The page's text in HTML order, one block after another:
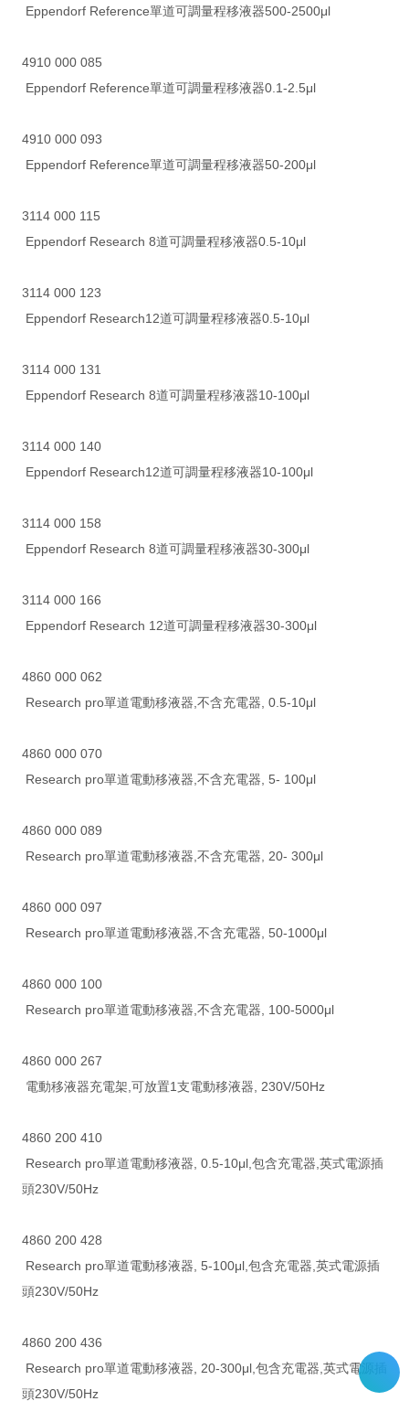
Eppendorf Reference單道可調量程移液器500-2500μl
4910 000 085
Eppendorf Reference單道可調量程移液器0.1-2.5μl
4910 000 093
Eppendorf Reference單道可調量程移液器50-200μl
3114 000 115
Eppendorf Research 8道可調量程移液器0.5-10μl
3114 000 123
Eppendorf Research12道可調量程移液器0.5-10μl
3114 000 131
Eppendorf Research 8道可調量程移液器10-100μl
3114 000 140
Eppendorf Research12道可調量程移液器10-100μl
3114 000 158
Eppendorf Research 8道可調量程移液器30-300μl
3114 000 166
Eppendorf Research 12道可調量程移液器30-300μl
4860 000 062
Research pro單道電動移液器,不含充電器, 0.5-10μl
4860 000 070
Research pro單道電動移液器,不含充電器, 5- 100μl
4860 000 089
Research pro單道電動移液器,不含充電器, 20- 300μl
4860 000 097
Research pro單道電動移液器,不含充電器, 50-1000μl
4860 000 100
Research pro單道電動移液器,不含充電器, 100-5000μl
4860 000 267
電動移液器充電架,可放置1支電動移液器, 230V/50Hz
4860 200 410
Research pro單道電動移液器, 0.5-10μl,包含充電器,英式電源插
頭230V/50Hz
4860 200 428
Research pro單道電動移液器, 5-100μl,包含充電器,英式電源插
頭230V/50Hz
4860 200 436
Research pro單道電動移液器, 20-300μl,包含充電器,英式電源插
頭230V/50Hz